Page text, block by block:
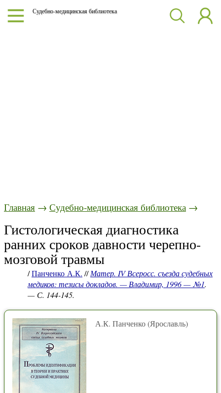
Судебно-медицинская библиотека
Главная → Судебно-медицинская библиотека →
Гистологическая диагностика
ранних сроков давности черепно-
мозговой травмы
/Панченко А.К. //Матер. IV Всеросс. съезда судебных
медиков: тезисы докладов. — Владимир, 1996 — №1.
— С. 144-145.
А.К. Панченко (Ярославль)